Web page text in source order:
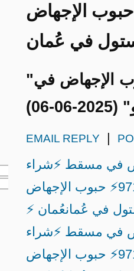
+971521553488⚡ حبوب الإجهاض
في عُمان
"عُمان ⚡ +971521553488⚡ حبوب الإجهاض في
06)
EMAIL REPLY
حبوب الإجهاض في مسقط ⚡شراء
عُمان ⚡ +971521553488⚡ حبوب الإجهاض
في عُمانعُمان ⚡
الإجهاض في مسقط ⚡شراء
عُمان ⚡ +971521553488⚡ حبوب الإجهاض